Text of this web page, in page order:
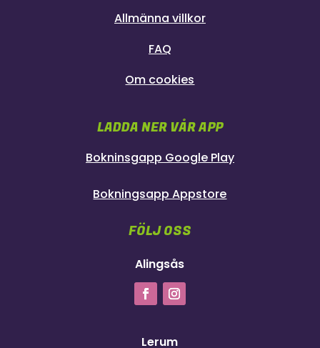
Allmänna villkor
FAQ
Om cookies
LADDA NER VÅR APP
Bokninsgapp Google Play
Bokningsapp Appstore
FÖLJ OSS
Alingsås
Lerum